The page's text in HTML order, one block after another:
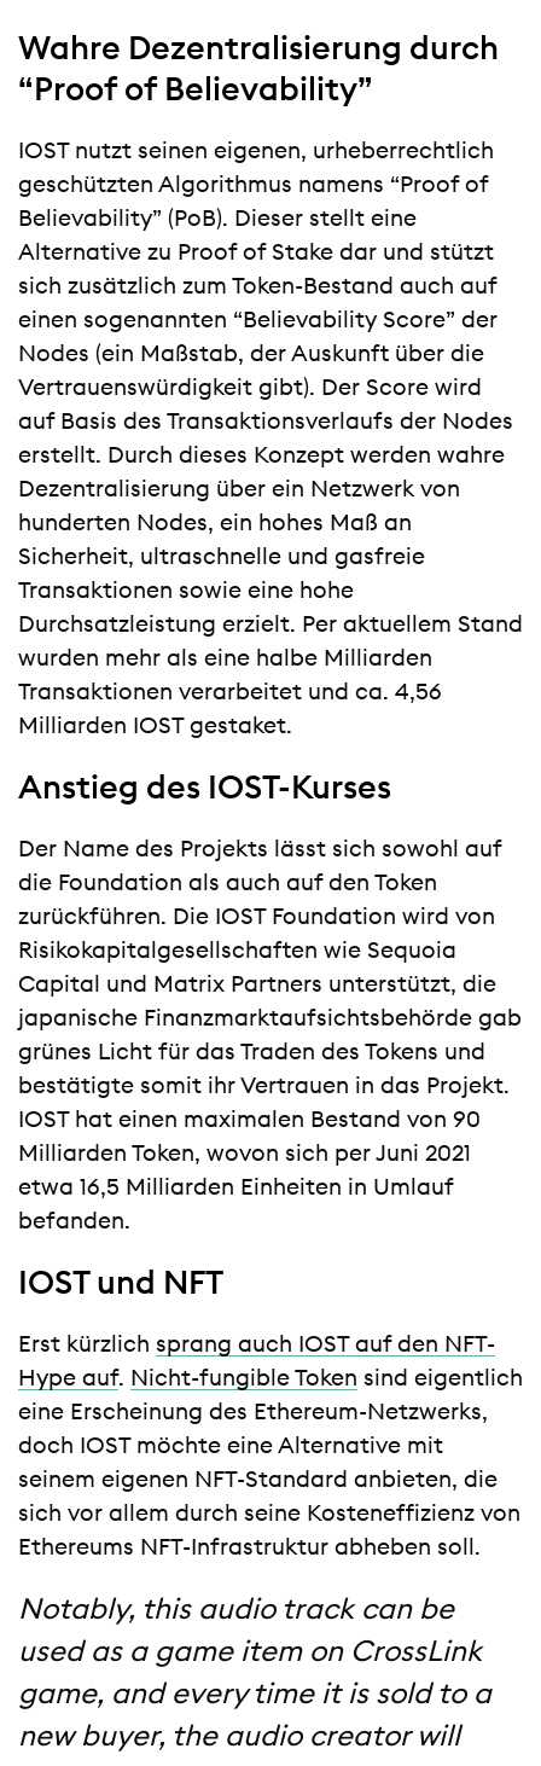
Wahre Dezentralisierung durch
“Proof of Believability”
IOST nutzt seinen eigenen, urheberrechtlich
geschützten Algorithmus namens “Proof of
Believability” (PoB). Dieser stellt eine
Alternative zu Proof of Stake dar und stützt
sich zusätzlich zum Token-Bestand auch auf
einen sogenannten “Believability Score” der
Nodes (ein Maßstab, der Auskunft über die
Vertrauenswürdigkeit gibt). Der Score wird
auf Basis des Transaktionsverlaufs der Nodes
erstellt. Durch dieses Konzept werden wahre
Dezentralisierung über ein Netzwerk von
hunderten Nodes, ein hohes Maß an
Sicherheit, ultraschnelle und gasfreie
Transaktionen sowie eine hohe
Durchsatzleistung erzielt. Per aktuellem Stand
wurden mehr als eine halbe Milliarden
Transaktionen verarbeitet und ca. 4,56
Milliarden IOST gestaket.
Anstieg des IOST-Kurses
Der Name des Projekts lässt sich sowohl auf
die Foundation als auch auf den Token
zurückführen. Die IOST Foundation wird von
Risikokapitalgesellschaften wie Sequoia
Capital und Matrix Partners unterstützt, die
japanische Finanzmarktaufsichtsbehörde gab
grünes Licht für das Traden des Tokens und
bestätigte somit ihr Vertrauen in das Projekt.
IOST hat einen maximalen Bestand von 90
Milliarden Token, wovon sich per Juni 2021
etwa 16,5 Milliarden Einheiten in Umlauf
befanden.
IOST und NFT
Erst kürzlich sprang auch IOST auf den NFT-
Hype auf. Nicht-fungible Token sind eigentlich
eine Erscheinung des Ethereum-Netzwerks,
doch IOST möchte eine Alternative mit
seinem eigenen NFT-Standard anbieten, die
sich vor allem durch seine Kosteneffizienz von
Ethereums NFT-Infrastruktur abheben soll.
Notably, this audio track can be
used as a game item on CrossLink
game, and every time it is sold to a
new buyer, the audio creator will